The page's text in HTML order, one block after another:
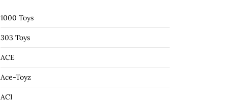
1000 Toys
303 Toys
ACE
Ace-Toyz
ACI